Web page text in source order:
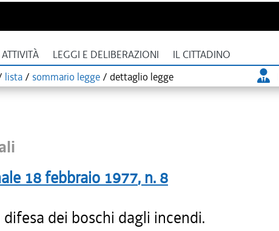
LEGGI E DELIBERAZIONI IL CITTADINO
lista / sommario legge / dettaglio legge
18 febbraio 1977, n. 8
dei boschi dagli incendi.